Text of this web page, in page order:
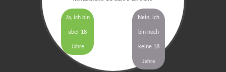
Ja, ich bin
über 18
Jahre
Nein, ich
bin noch
keine 18
Jahre